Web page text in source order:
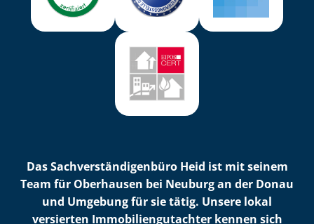
Das Sach­ver­stän­di­gen­bü­ro Heid ist mit seinem
Team für Oberhausen bei Neuburg an der Donau
und Umgebung für sie tätig. Unsere lokal
versierten Im­mo­bi­li­en­gut­ach­ter kennen sich